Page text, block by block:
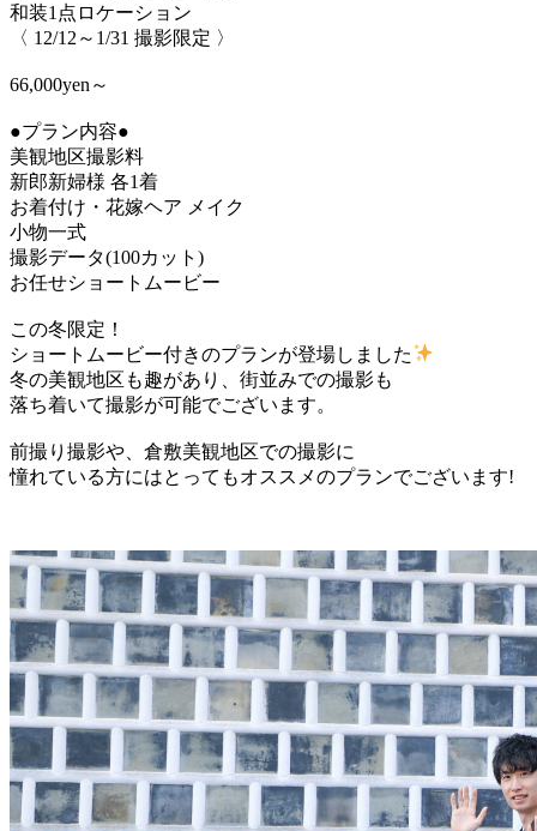
和装1点ロケーション
〈 12/12～1/31 撮影限定 〉
66,000yen～
●プラン内容●
美観地区撮影料
新郎新婦様 各1着
お着付け・花嫁ヘア メイク
小物一式
撮影データ(100カット)
お任せショートムービー
この冬限定！
ショートムービー付きのプランが登場しました
冬の美観地区も趣があり、街並みでの撮影も
落ち着いて撮影が可能でございます。
前撮り撮影や、倉敷美観地区での撮影に
憧れている方にはとってもオススメのプランでございます!